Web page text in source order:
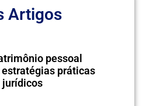
Artigos
pessoal
práticas
jurídicos